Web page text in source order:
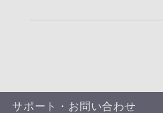
サポート・お問い合わせ